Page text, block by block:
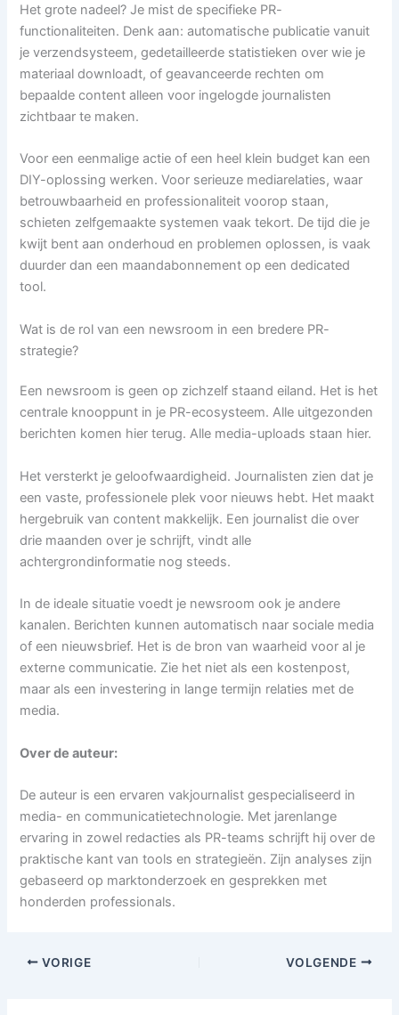
Het grote nadeel? Je mist de specifieke PR-
functionaliteiten. Denk aan: automatische publicatie vanuit
je verzendsysteem, gedetailleerde statistieken over wie je
materiaal downloadt, of geavanceerde rechten om
bepaalde content alleen voor ingelogde journalisten
zichtbaar te maken.
Voor een eenmalige actie of een heel klein budget kan een
DIY-oplossing werken. Voor serieuze mediarelaties, waar
betrouwbaarheid en professionaliteit voorop staan,
schieten zelfgemaakte systemen vaak tekort. De tijd die je
kwijt bent aan onderhoud en problemen oplossen, is vaak
duurder dan een maandabonnement op een dedicated
tool.
Wat is de rol van een newsroom in een bredere PR-
strategie?
Een newsroom is geen op zichzelf staand eiland. Het is het
centrale knooppunt in je PR-ecosysteem. Alle uitgezonden
berichten komen hier terug. Alle media-uploads staan hier.
Het versterkt je geloofwaardigheid. Journalisten zien dat je
een vaste, professionele plek voor nieuws hebt. Het maakt
hergebruik van content makkelijk. Een journalist die over
drie maanden over je schrijft, vindt alle
achtergrondinformatie nog steeds.
In de ideale situatie voedt je newsroom ook je andere
kanalen. Berichten kunnen automatisch naar sociale media
of een nieuwsbrief. Het is de bron van waarheid voor al je
externe communicatie. Zie het niet als een kostenpost,
maar als een investering in lange termijn relaties met de
media.
Over de auteur:
De auteur is een ervaren vakjournalist gespecialiseerd in
media- en communicatietechnologie. Met jarenlange
ervaring in zowel redacties als PR-teams schrijft hij over de
praktische kant van tools en strategieën. Zijn analyses zijn
gebaseerd op marktonderzoek en gesprekken met
honderden professionals.
VORIGE VOLGENDE